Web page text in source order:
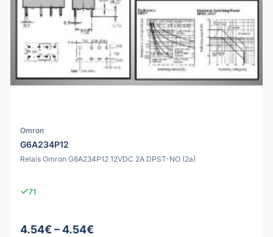
Omron
G6A234P12
Relais Omron G6A234P12 12VDC 2A DPST-NO (2a)
71
4.54€ – 4.54€